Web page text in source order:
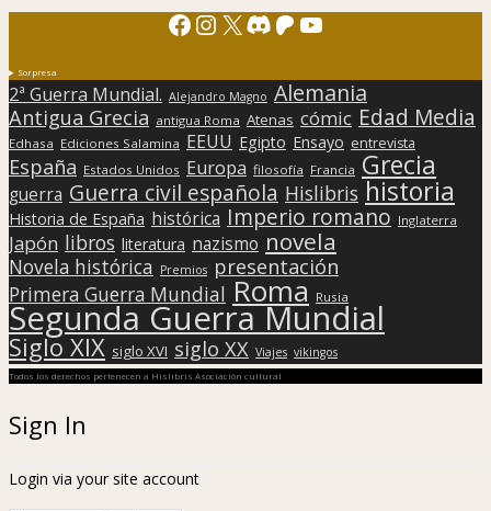
Facebook
Instagram
X Discord
Patreon
YouTube
Sorpresa
2ª Guerra Mundial. Alejandro Magno Alemania
Antigua Grecia antigua Roma Atenas cómic Edad Media
Edhasa Ediciones Salamina EEUU Egipto Ensayo entrevista
España Estados Unidos Europa filosofía Francia Grecia
guerra Guerra civil española Hislibris historia
Historia de España histórica Imperio romano Inglaterra
Japón libros literatura nazismo novela
Novela histórica Premios presentación
Primera Guerra Mundial Roma Rusia
Segunda Guerra Mundial
Siglo XIX siglo XVI siglo XX Viajes vikingos
Todos los derechos pertenecen a Hislibris Asociación cultural
Sign In
Login via your site account